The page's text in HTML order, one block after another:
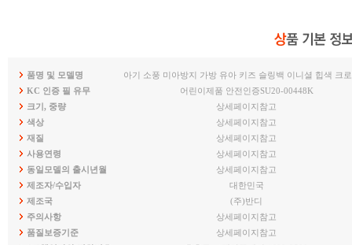
품명 및 모델명
아기 소풍 미아방지 가방 유아 키즈 슬링백 이니셜 힙색 크
KC 인증 필 유무
어린이제품 안전인증SU20-00448K
크기, 중량
상세페이지참고
색상
상세페이지참고
재질
상세페이지참고
사용연령
상세페이지참고
동일모델의 출시년월
상세페이지참고
제조자/수입자
대한민국
제조국
(주)반디
주의사항
상세페이지참고
품질보증기준
상세페이지참고